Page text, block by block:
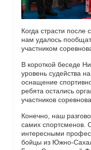
Когда страсти после
нам удалось
участником
В короткой беседе
уровень судейства
оснащение
ребята остались
участников
Конечно, наш
самих спортсменов.
интересными
бойцы из Южно-